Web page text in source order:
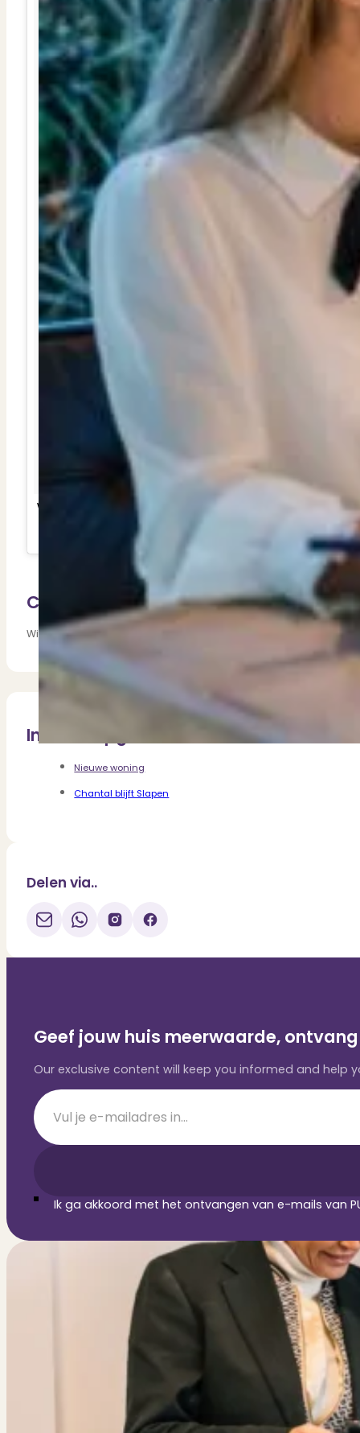
Verbouwen
Wil jij jouw huis renoveren? Geen probleem!
Alle diensten
Bekijk het overzicht van alle diensten..
Over PUUR*
Over PUUR*
Wie zijn wij?
Werken bij PUUR*
Kom jij ons team versterken?
Onze vestigingen
De kracht van 6 vestigingen!
Beoordelingen
Dit zeggen klanten over ons
Partners
Maak gebruik van ons netwerk
Verenigingen
PUUR* is aangesloten bij...
We hebben de sleutel!!! Nieuwe casa voor Familie Versteegh
Een bericht gedeeld door Jan Versteegh
Chantal blijft Slapen
Wil je meer weten over nieuwe woning van Jan Versteegh? Kijk
Inhoudsopgave
Nieuwe woning
Chantal blijft Slapen
Delen via..
Geef jouw huis meerwaarde,
Our exclusive content will keep you informed and
Section
Ik ga akkoord met het ontvangen van e-mails van